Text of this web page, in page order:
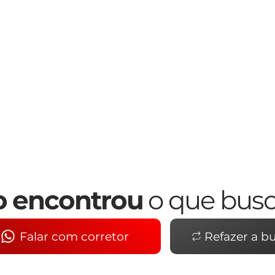
encontrou o que
Falar com corretor Refazer a